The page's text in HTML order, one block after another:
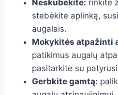
Neskubėkite: rinkite
stebėkite aplinką,
augalais.
Mokykitės atpažinti
patikimus augalų
pasitarkite su
Gerbkite gamtą: